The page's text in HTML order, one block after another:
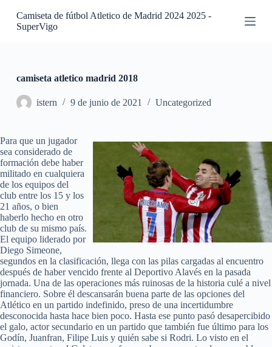
S
e
n
i
d
o
Camiseta de fútbol Atletico de Madrid 2024 2025 -
SuperVigo
camiseta atletico madrid 2018
istern 9 de junio de 2021 Uncategorized
Para que un jugador
sea considerado de
formación debe haber
militado en cualquiera
de los equipos del
club entre los 15 y los
21 años, o bien
haberlo hecho en otro
club de su mismo país.
El equipo liderado por
Diego Simeone,
segundos en la clasificación, llega con las pilas cargadas al encuentro
después de haber vencido frente al Deportivo Alavés en la pasada
jornada. Una de las operaciones más ruinosas de la historia culé a nivel
financiero. Sobre él descansarán buena parte de las opciones del
Atlético en un partido indefinido, preso de una incertidumbre
desconocida hasta hace bien poco. Hasta ese punto pasó desapercibido
el galo, actor secundario en un partido que también fue último para los
Godín, Juanfran, Filipe Luis y quién sabe si Rodri. Lo visto en el